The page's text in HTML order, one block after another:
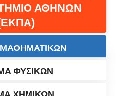
ΑΘΗΝΩΝ
ΦΥΣΙΚΩΝ
ΧΗΜΙΚΩΝ